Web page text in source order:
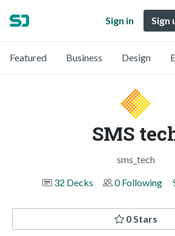
Sign in Sign
Featured Business Design
SMS
sms_tech
32 Decks
0 Following
0 Stars